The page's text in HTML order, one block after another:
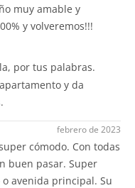
muy amable y
y volveremos!!!
por tus palabras.
y da
febrero de 2023
cómodo. Con todas
buen pasar. Super
avenida principal. Su